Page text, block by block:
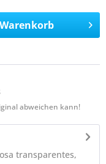
Warenkorb
abweichen kann!
transparentes,